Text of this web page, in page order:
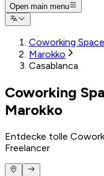
Open main menu
Coworking
Marokko
Casablanca
Coworking
Marokko
Entdecke tolle
Freelancer